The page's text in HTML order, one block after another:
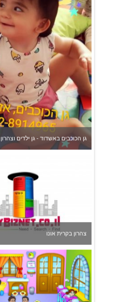
גן הכוכבים באשדוד - גן ילדים וצהרון
צהרון בקרית אונו